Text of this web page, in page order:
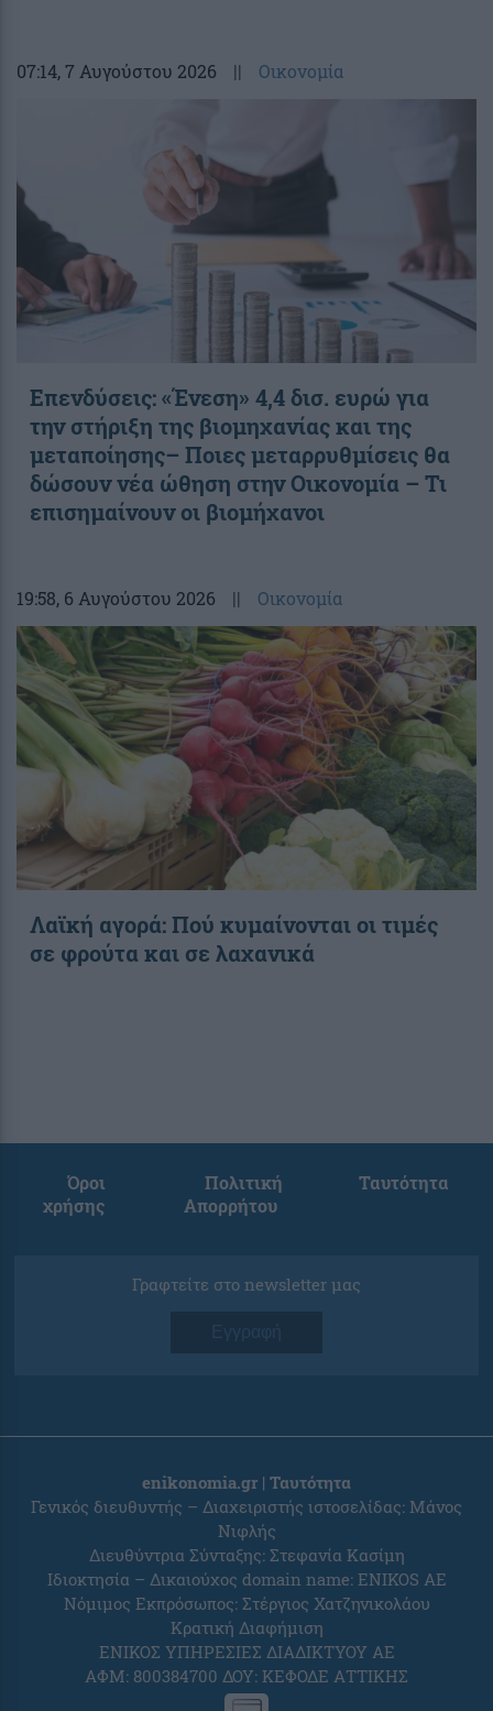
07:14, 7 Αυγούστου 2026 || Οικονομία
Επενδύσεις: «Ένεση» 4,4 δισ. ευρώ για
την στήριξη της βιομηχανίας και της
μεταποίησης– Ποιες μεταρρυθμίσεις θα
δώσουν νέα ώθηση στην Οικονομία – Τι
επισημαίνουν οι βιομήχανοι
19:58, 6 Αυγούστου 2026 || Οικονομία
Λαϊκή αγορά: Πού κυμαίνονται οι τιμές
σε φρούτα και σε λαχανικά
Όροι
χρήσης
Πολιτική
Απορρήτου
Ταυτότητα
Γραφτείτε στο newsletter μας
Εγγραφή
enikonomia.gr | Ταυτότητα
Γενικός διευθυντής – Διαχειριστής ιστοσελίδας: Μάνος
Νιφλής
Διευθύντρια Σύνταξης: Στεφανία Κασίμη
Ιδιοκτησία – Δικαιούχος domain name: ENIKOS AE
Νόμιμος Εκπρόσωπος: Στέργιος Χατζηνικολάου
Κρατική Διαφήμιση
ΕΝΙΚΟΣ ΥΠΗΡΕΣΙΕΣ ΔΙΑΔΙΚΤΥΟΥ ΑΕ
ΑΦΜ: 800384700 ΔΟΥ: ΚΕΦΟΔΕ ΑΤΤΙΚΗΣ